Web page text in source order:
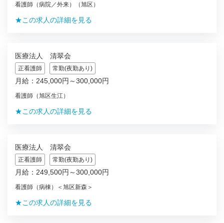
看護師（病院／外来）（旭区）
★この求人の詳細を見る
医療法人 清翠会
正看護師 常勤(夜勤あり)
月給：245,000円～300,000円
看護師（旭区生江）
★この求人の詳細を見る
医療法人 清翠会
正看護師 常勤(夜勤あり)
月給：249,500円～300,000円
看護師（病棟）＜旭区新森＞
★この求人の詳細を見る